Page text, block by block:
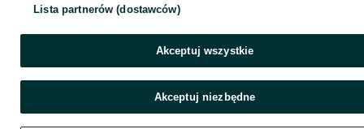
Lista partnerów (dostawców)
Akceptuj wszystkie
Akceptuj niezbędne